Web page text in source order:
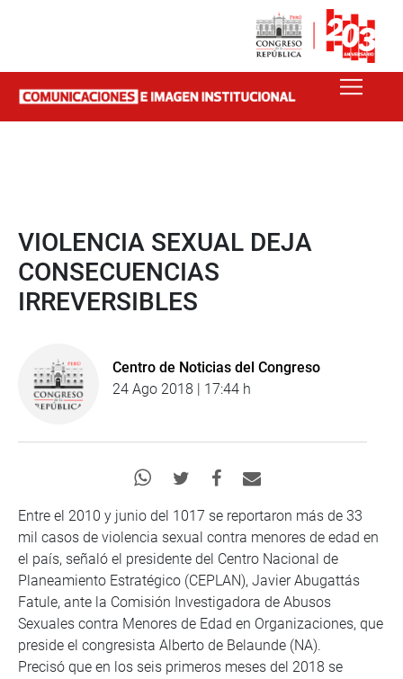
VIOLENCIA SEXUAL DEJA
CONSECUENCIAS
IRREVERSIBLES
Centro de Noticias del Congreso
24 Ago 2018 | 17:44 h
Entre el 2010 y junio del 1017 se reportaron más de 33
mil casos de violencia sexual contra menores de edad en
el país, señaló el presidente del Centro Nacional de
Planeamiento Estratégico (CEPLAN), Javier Abugattás
Fatule, ante la Comisión Investigadora de Abusos
Sexuales contra Menores de Edad en Organizaciones, que
preside el congresista Alberto de Belaunde (NA).
Precisó que en los seis primeros meses del 2018 se